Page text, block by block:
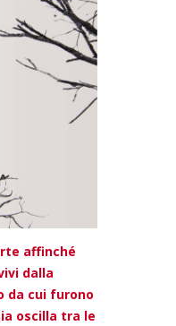
affinché
dalla
da cui furono
oscilla tra le